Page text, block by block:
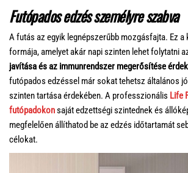
Futópados edzés személyre szabva
A futás az egyik legnépszerűbb mozgásfajta. Ez a
formája, amelyet akár napi szinten lehet folytatni
javítása és az immunrendszer megerősítése
futópados edzéssel már sokat tehetsz általános
szinten tartása érdekében. A professzionális Life
futópadokonsaját edzettségi szintednek és
megfelelően állíthatod be az edzés időtartamát
célokat.